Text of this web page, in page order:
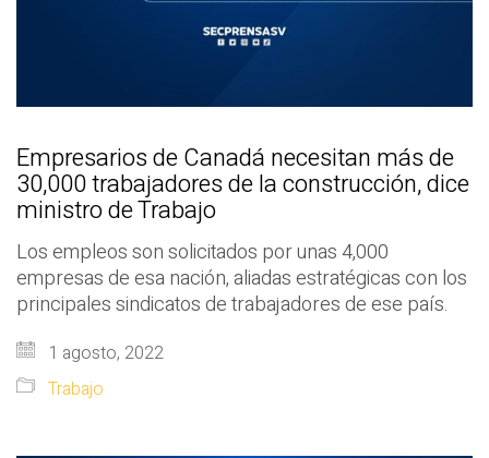
Empresarios de Canadá necesitan más de
30,000 trabajadores de la construcción, dice
ministro de Trabajo
Los empleos son solicitados por unas 4,000
empresas de esa nación, aliadas estratégicas con los
principales sindicatos de trabajadores de ese país.
1 agosto, 2022
Trabajo